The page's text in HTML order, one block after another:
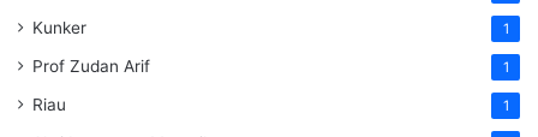
Kunker 1
Prof Zudan Arif 1
Riau 1